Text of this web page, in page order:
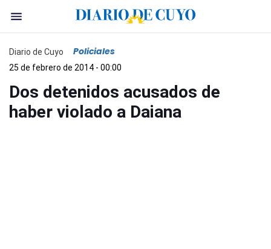
Diario de Cuyo Policiales
25 de febrero de 2014 - 00:00
Dos detenidos acusados de
haber violado a Daiana